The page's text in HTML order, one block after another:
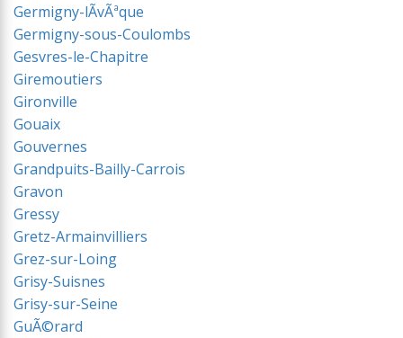
Germigny-lÃvÃªque
Germigny-sous-Coulombs
Gesvres-le-Chapitre
Giremoutiers
Gironville
Gouaix
Gouvernes
Grandpuits-Bailly-Carrois
Gravon
Gressy
Gretz-Armainvilliers
Grez-sur-Loing
Grisy-Suisnes
Grisy-sur-Seine
GuÃ©rard